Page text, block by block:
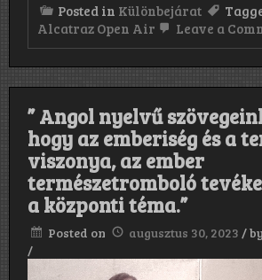
Posted in Különbejárat
Alcatraz Open Air
Leave a
” Angol nyelvű
hogy az emberiség és a
viszonya, az ember
természetromboló
a központi téma.”
Posted on augusztus 30, 2023 /by
/